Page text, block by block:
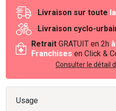
Livraison sur toute
Livraison cyclo-
Retrait GRATUIT en 2h
Franchises en Click &
Consulter le détail
Usage